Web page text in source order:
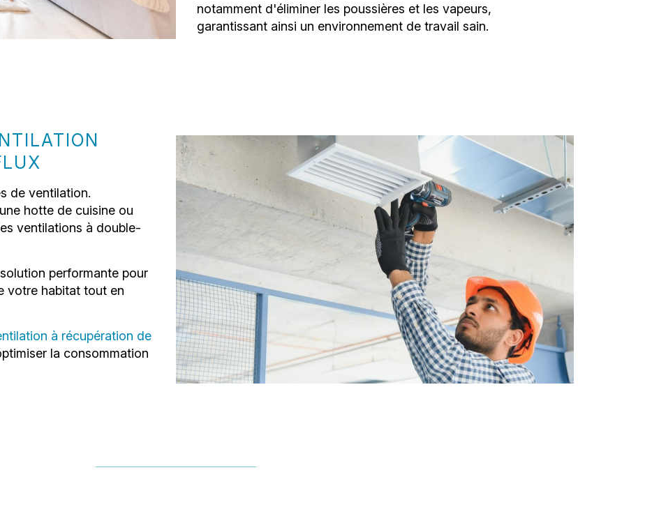
notamment d'éliminer les poussières et les vapeurs,
garantissant ainsi un environnement de travail sain.
de ventilation.
hotte de cuisine ou
ventilations à double-
performante pour
votre habitat tout en
à récupération de
la consommation